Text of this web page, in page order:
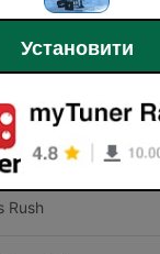
a Steady Rollin' Man
Johnson
Last Goodbye
Earl Walker
Rush
Установити